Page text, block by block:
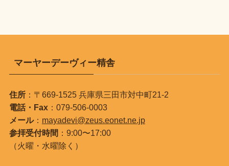
マーヤーデーヴィー精舎
住所：〒669-1525 兵庫県三田市対中町21-2
電話・Fax：079-506-0003
メール： mayadevi@zeus.eonet.ne.jp
参拝受付時間 ：9:00〜17:00
（火曜・水曜除く）